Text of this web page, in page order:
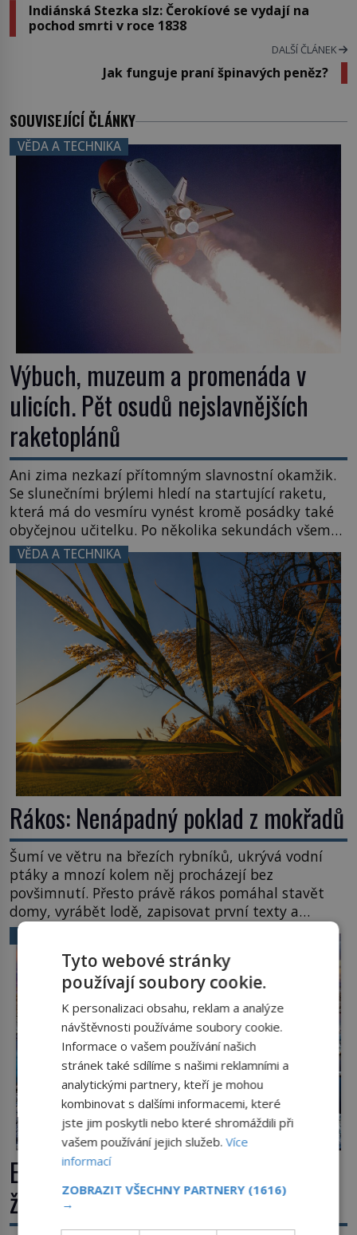
Indiánská Stezka slz: Čerokíové se vydají na
pochod smrti v roce 1838
DALŠÍ ČLÁNEK
Jak funguje praní špinavých peněz?
SOUVISEJÍCÍ ČLÁNKY
VĚDA A TECHNIKA
Výbuch, muzeum a promenáda v
ulicích. Pět osudů nejslavnějších
raketoplánů
Ani zima nezkazí přítomným slavnostní okamžik.
Se slunečními brýlemi hledí na startující raketu,
která má do vesmíru vynést kromě posádky také
obyčejnou učitelku. Po několika sekundách všem
ztuhnou úsměvy, stroj totiž exploduje. Jejich
konstrukce není z levného kraje, daňové
poplatníky stojí miliardy dolarů. Na druhou stranu
zvládnou jen představitelné věci. Na malé kousky
Název: Columbia První […]
VĚDA A TECHNIKA
Rákos: Nenápadný poklad z mokřadů
Šumí ve větru na březích rybníků, ukrývá vodní
ptáky a mnozí kolem něj procházejí bez
povšimnutí. Přesto právě rákos pomáhal stavět
domy, vyrábět lodě, zapisovat první texty a
inspiroval řadu pověstí. Tato skromná, ale
užitečná rostlina provází člověka už tisíce let.
Většina lidí vnímá rákos jen jako obyčejnou kulisu
letního koupání. Stačí se však podívat […]
Extrémní podmínky na Zemi: Kde
život přežívá navzdory všemu
Tyto webové stránky
používají soubory cookie.
K personalizaci obsahu, reklam a analýze
návštěvnosti používáme soubory cookie.
Informace o vašem používání našich
stránek také sdílíme s našimi reklamními a
analytickými partnery, kteří je mohou
kombinovat s dalšími informacemi, které
jste jim poskytli nebo které shromáždili při
vašem používání jejich služeb.Více
informací
ZOBRAZIT VŠECHNY PARTNERY (1616)
→